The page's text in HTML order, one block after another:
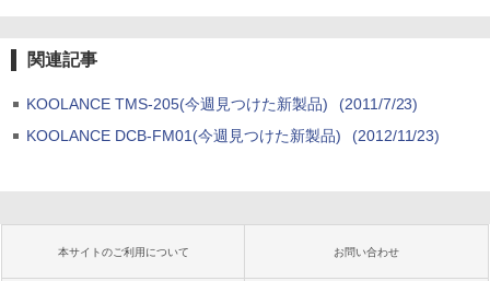
関連記事
KOOLANCE TMS-205(今週見つけた新製品)
(2011/7/23)
KOOLANCE DCB-FM01(今週見つけた新製品)
(2012/11/23)
本サイトのご利用について お問い合わせ